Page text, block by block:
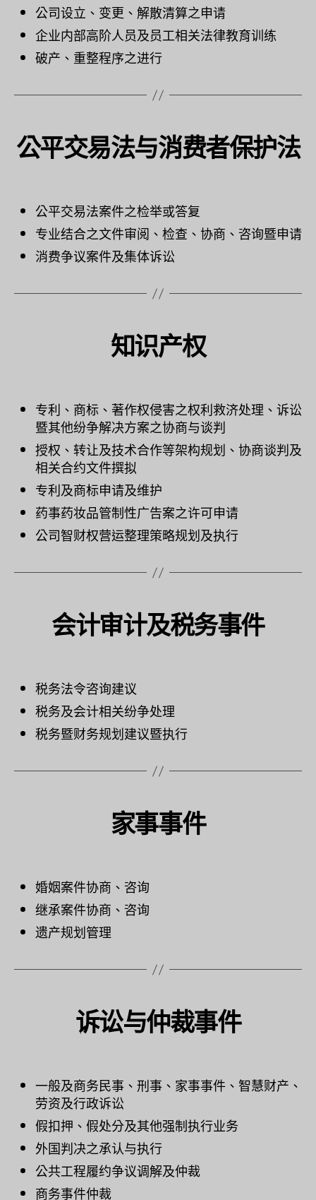
公司设立、变更、解散清算之申请
企业内部高阶人员及员工相关法律教育训练
破产、重整程序之进行
公平交易法与消费者保护法
公平交易法案件之检举或答复
专业结合之文件审阅、检查、协商、咨询暨申请
消费争议案件及集体诉讼
知识产权
专利、商标、著作权侵害之权利救济处理、诉讼
暨其他纷争解决方案之协商与谈判
授权、转让及技术合作等架构规划、协商谈判及
相关合约文件撰拟
专利及商标申请及维护
药事药妆品管制性广告案之许可申请
公司智财权营运整理策略规划及执行
会计审计及税务事件
税务法令咨询建议
税务及会计相关纷争处理
税务暨财务规划建议暨执行
家事事件
婚姻案件协商、咨询
继承案件协商、咨询
遗产规划管理
诉讼与仲裁事件
一般及商务民事、刑事、家事事件、智慧财产、
劳资及行政诉讼
假扣押、假处分及其他强制执行业务
外国判决之承认与执行
公共工程履约争议调解及仲裁
商务事件仲裁